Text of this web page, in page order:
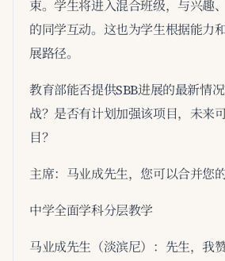
束。学生将进入混合班级，与兴趣
的同学互动。这也为学生根据能力
展路径。
教育部能否提供SBB进展的最新情
战？是否有计划加强该项目，未来
目？
主席：马业成先生，您可以合并您
中学全面学科分层教学
马业成先生（淡滨尼）：先生，我